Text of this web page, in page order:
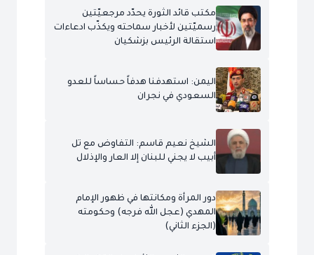
مكتب قائد الثورة يحدّد مرجعيّتين
رسميّتين لأخبار سماحته ويكذّب ادعاءات
استقالة الرئيس بزشكيان
اليمن: استهدفنا هدفاً حساساً للعدو
السعودي في نجران
الشيخ نعيم قاسم: التفاوض مع تل
أبيب لا يجني للبنان إلا العار والإذلال
دور المرأة ومكانتها في ظهور الإمام
المهدي (عجل الله فرجه) وحكومته
(الجزء الثاني)